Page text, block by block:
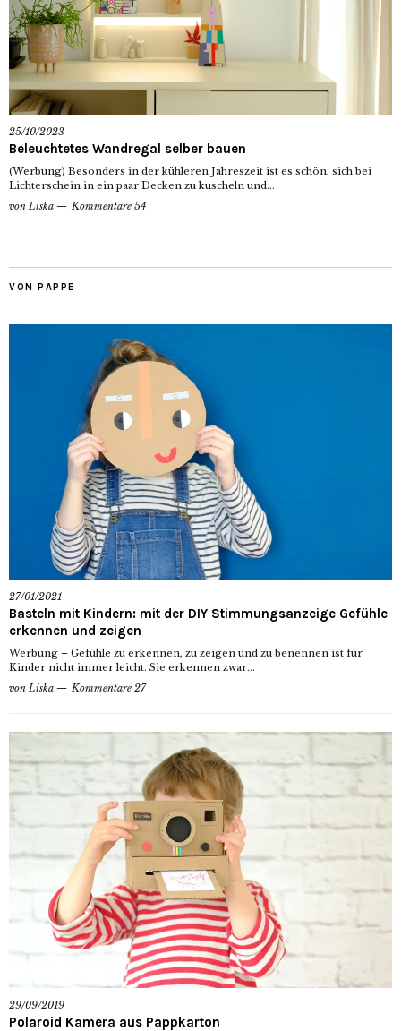
25/10/2023
Beleuchtetes Wandregal selber bauen
(Werbung) Besonders in der kühleren Jahreszeit ist es schön, sich bei
Lichterschein in ein paar Decken zu kuscheln und...
von Liska Kommentare 54
VON PAPPE
27/01/2021
Basteln mit Kindern: mit der DIY Stimmungsanzeige Gefühle
erkennen und zeigen
Werbung – Gefühle zu erkennen, zu zeigen und zu benennen ist für
Kinder nicht immer leicht. Sie erkennen zwar...
von Liska Kommentare 27
29/09/2019
Polaroid Kamera aus Pappkarton